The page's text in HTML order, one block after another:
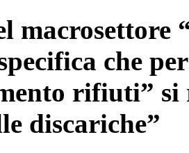
macrosettore
che
rifiuti”
discariche”